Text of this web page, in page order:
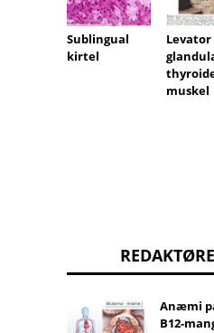
Sublingual
kirtel
Levator
muskel
Anæmi
B12-